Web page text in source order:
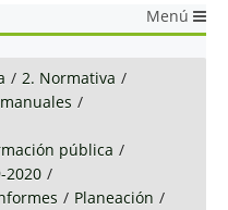
Menú
/ 2. Normativa /
/
pública /
2020 /
/ Planeación /